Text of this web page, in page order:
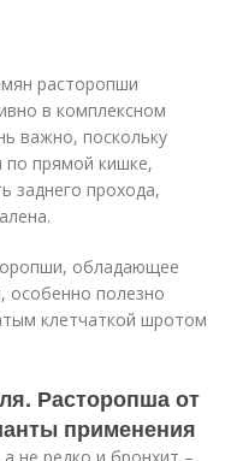
расторопши
в комплексном
важно, поскольку
по прямой кишке,
заднего прохода,
обладающее
особенно полезно
клетчаткой шротом
Расторопша от
применения